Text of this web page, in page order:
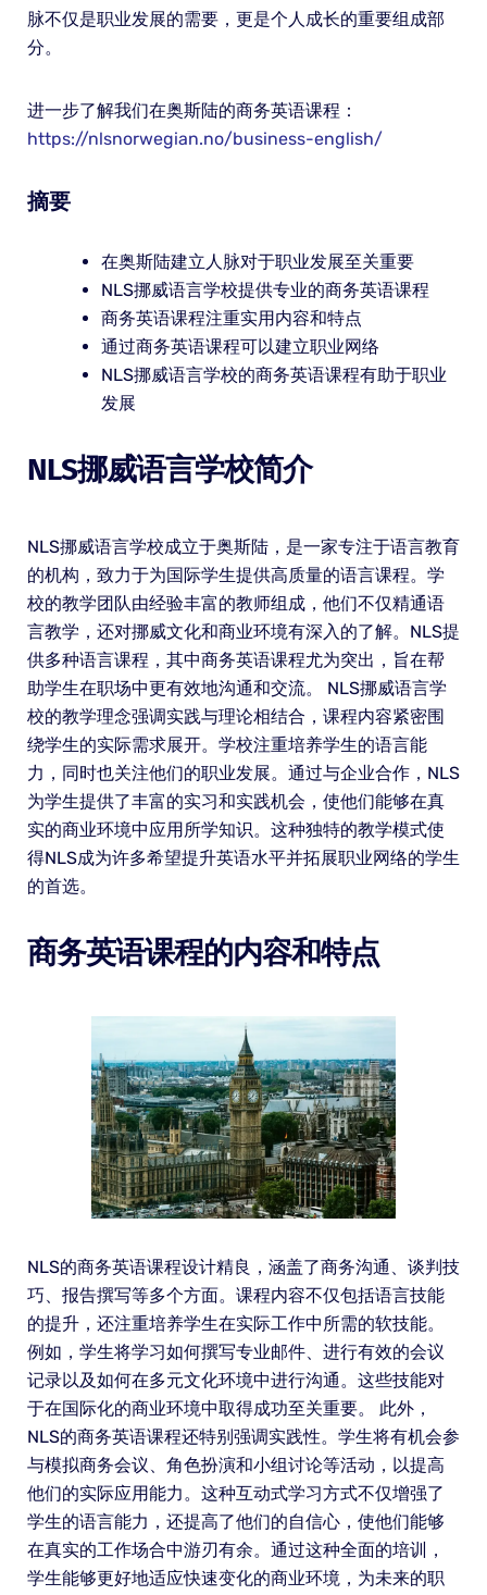
脉不仅是职业发展的需要，更是个人成长的重要组成部
分。
进一步了解我们在奥斯陆的商务英语课程：
https://nlsnorwegian.no/business-english/
摘要
在奥斯陆建立人脉对于职业发展至关重要
NLS挪威语言学校提供专业的商务英语课程
商务英语课程注重实用内容和特点
通过商务英语课程可以建立职业网络
NLS挪威语言学校的商务英语课程有助于职业
发展
NLS挪威语言学校简介
NLS挪威语言学校成立于奥斯陆，是一家专注于语言教育
的机构，致力于为国际学生提供高质量的语言课程。学
校的教学团队由经验丰富的教师组成，他们不仅精通语
言教学，还对挪威文化和商业环境有深入的了解。NLS提
供多种语言课程，其中商务英语课程尤为突出，旨在帮
助学生在职场中更有效地沟通和交流。 NLS挪威语言学
校的教学理念强调实践与理论相结合，课程内容紧密围
绕学生的实际需求展开。学校注重培养学生的语言能
力，同时也关注他们的职业发展。通过与企业合作，NLS
为学生提供了丰富的实习和实践机会，使他们能够在真
实的商业环境中应用所学知识。这种独特的教学模式使
得NLS成为许多希望提升英语水平并拓展职业网络的学生
的首选。
商务英语课程的内容和特点
NLS的商务英语课程设计精良，涵盖了商务沟通、谈判技
巧、报告撰写等多个方面。课程内容不仅包括语言技能
的提升，还注重培养学生在实际工作中所需的软技能。
例如，学生将学习如何撰写专业邮件、进行有效的会议
记录以及如何在多元文化环境中进行沟通。这些技能对
于在国际化的商业环境中取得成功至关重要。 此外，
NLS的商务英语课程还特别强调实践性。学生将有机会参
与模拟商务会议、角色扮演和小组讨论等活动，以提高
他们的实际应用能力。这种互动式学习方式不仅增强了
学生的语言能力，还提高了他们的自信心，使他们能够
在真实的工作场合中游刃有余。通过这种全面的培训，
学生能够更好地适应快速变化的商业环境，为未来的职